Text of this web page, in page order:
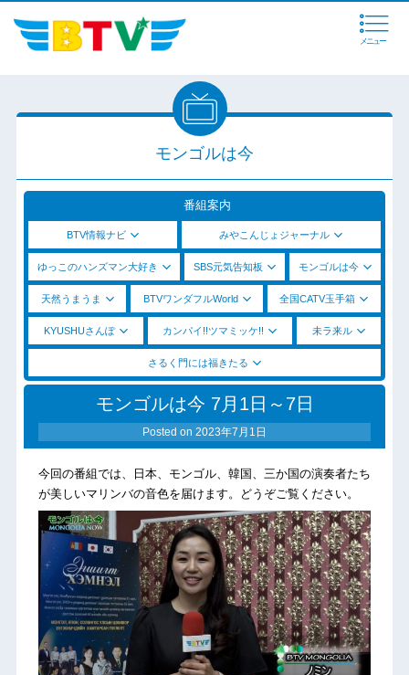
メニュー
モンゴルは今
番組案内
BTV情報ナビ みやこんじょジャーナル
ゆっこのハンズマン大好き SBS元気告知板 モンゴルは今
天然うまうま BTVワンダフルWorld 全国CATV玉手箱
KYUSHUさんぽ カンパイ!!ツマミッケ!! 未ラ来ル
さるく門には福きたる
モンゴルは今 7月1日～7日
Posted on 2023年7月1日
今回の番組では、日本、モンゴル、韓国、三か国の演奏者たち
が美しいマリンバの音色を届けます。どうぞご覧ください。